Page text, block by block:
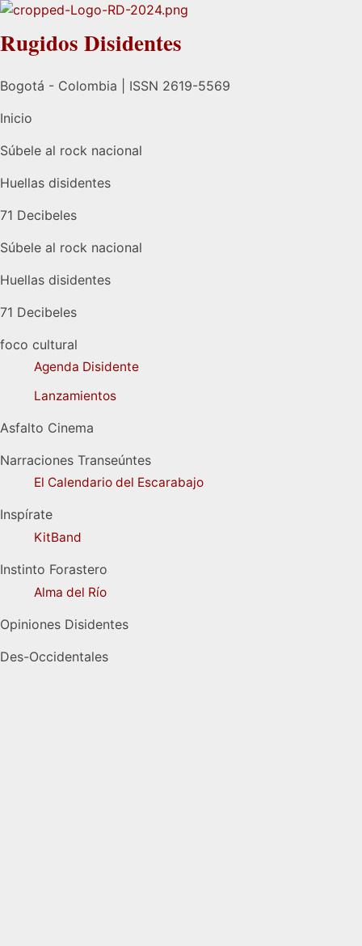
Rugidos Disidentes
Bogotá - Colombia | ISSN 2619-5569
Inicio
Súbele al rock nacional
Huellas disidentes
71 Decibeles
Súbele al rock nacional
Huellas disidentes
71 Decibeles
foco cultural
Agenda Disidente
Lanzamientos
Asfalto Cinema
Narraciones Transeúntes
El Calendario del Escarabajo
Inspírate
KitBand
Instinto Forastero
Alma del Río
Opiniones Disidentes
Des-Occidentales